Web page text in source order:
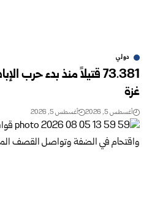
دولي
73.381 قتيلاً منذ بدء حرب
غزة
أغسطس 5, 2026 أغسطس 5, 2026